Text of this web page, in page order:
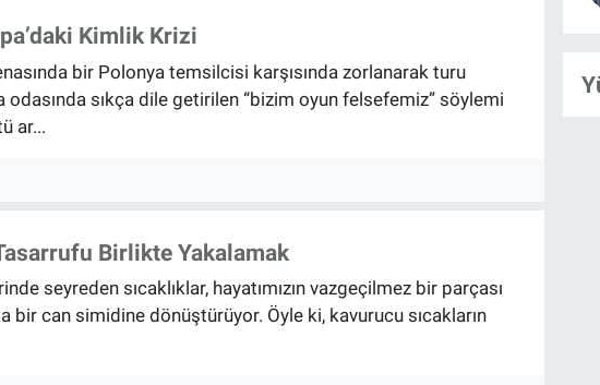
Kimlik Krizi
bir Polonya temsilcisi karşısında zorlanarak turu
odasında sıkça dile getirilen “bizim oyun felsefemiz” söylemi
ar...
Birlikte Yakalamak
seyreden sıcaklıklar, hayatımızın vazgeçilmez bir parçası
bir can simidine dönüştürüyor. Öyle ki, kavurucu sıcakların